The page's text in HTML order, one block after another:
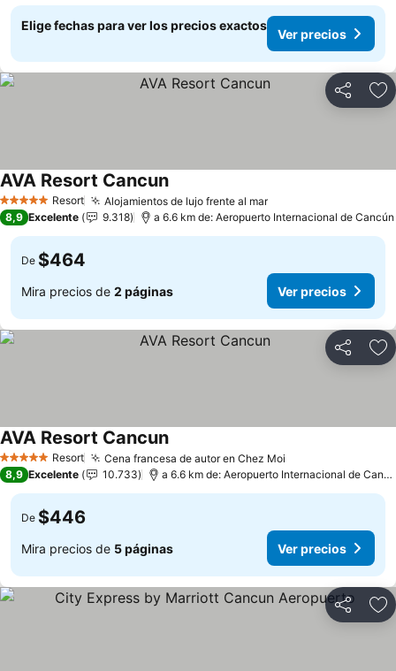
Elige fechas para ver los precios exactos
Ver precios
Compartir
5 Estrellas Resort Alojamientos de lujo frente al marVer precios
AVA Resort CancunVer precios
8,9 Excelente 9.318 a 6.6 km de: Aeropuerto Internacional de Cancún
De $464
Mira precios de 2 páginas Ver precios
Compartir
5 Estrellas Resort Cena francesa de autor en Chez Moi
AVA Resort CancunVer precios
8,9 Excelente 10.733 a 6.6 km de: Aeropuerto Internacional de
De $446
Mira precios de 5 páginas Ver precios
Compartir